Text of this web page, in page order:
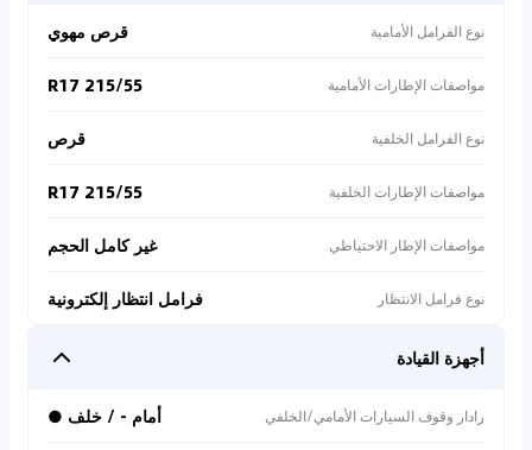
نوع الفرامل الأمامية قرص مهوي
مواصفات الإطارات الأمامية 215/55 R17
نوع الفرامل الخلفية قرص
مواصفات الإطارات الخلفية 215/55 R17
مواصفات الإطار الاحتياطي غير كامل الحجم
نوع فرامل الانتظار فرامل انتظار إلكترونية
أجهزة القيادة
رادار وقوف السيارات الأمامي/الخلفي أمام - / خلف ●